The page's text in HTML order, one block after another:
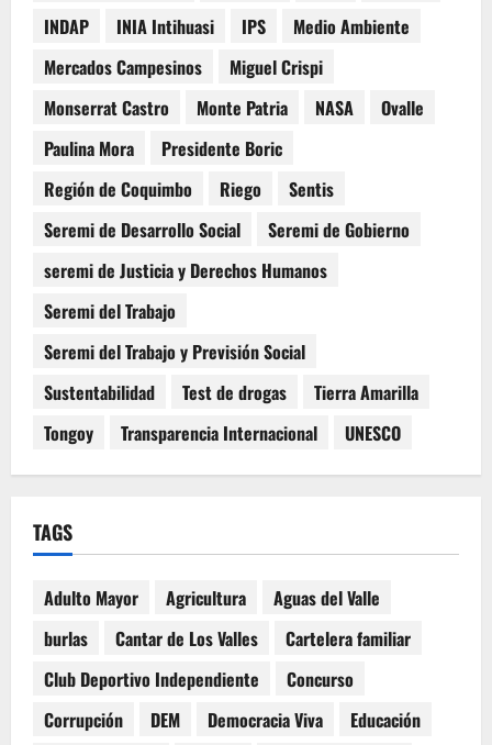
INDAP INIA Intihuasi IPS
Medio Ambiente
Mercados Campesinos
Miguel Crispi
Monserrat Castro
Monte Patria NASA
Ovalle
Paulina Mora
Presidente Boric
Región de Coquimbo
Riego
Sentis
Seremi de Desarrollo Social
Seremi de Gobierno
seremi de Justicia y Derechos Humanos
Seremi del Trabajo
Seremi del Trabajo y Previsión Social
Sustentabilidad
Test de drogas
Tierra Amarilla
Tongoy
Transparencia Internacional UNESCO
TAGS
Adulto Mayor Agricultura
Aguas del Valle
burlas
Cantar de Los Valles
Cartelera familiar
Club Deportivo Independiente
Concurso
Corrupción
DEM Democracia Viva
Educación